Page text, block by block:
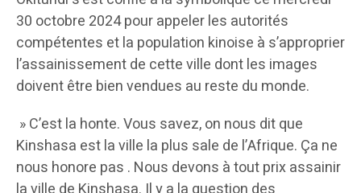
30 octobre 2024 pour appeler les autorités
compétentes et la population kinoise à s’approprier
l’assainissement de cette ville dont les images
doivent être bien vendues au reste du monde.
» C’est la honte. Vous savez, on nous dit que
Kinshasa est la ville la plus sale de l’Afrique. Ça ne
nous honore pas . Nous devons à tout prix assainir